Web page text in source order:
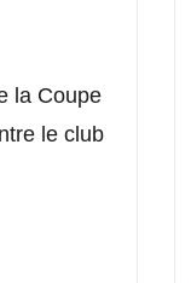
la Coupe
le club